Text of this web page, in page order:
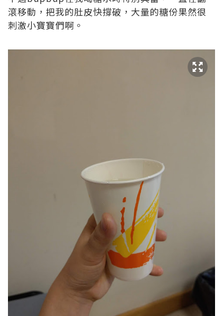
滾移動，把我的肚皮快撐破，大量的糖份果然很
刺激小寶寶們啊。